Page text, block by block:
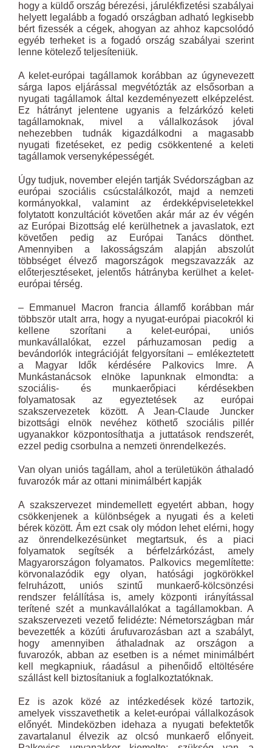
hogy a küldő ország bérezési, járulékfizetési szabályai
helyett legalább a fogadó országban adható legkisebb
bért fizessék a cégek, ahogyan az ahhoz kapcsolódó
egyéb terheket is a fogadó ország szabályai szerint
lenne kötelező teljesíteniük.
A kelet-európai tagállamok korábban az úgynevezett
sárga lapos eljárással megvétózták az elsősorban a
nyugati tagállamok által kezdeményezett elképzelést.
Ez hátrányt jelentene ugyanis a felzárkózó keleti
tagállamoknak, mivel a vállalkozások jóval
nehezebben tudnák kigazdálkodni a magasabb
nyugati fizetéseket, ez pedig csökkentené a keleti
tagállamok versenyképességét.
Úgy tudjuk, november elején tartják Svédországban az
európai szociális csúcstalálkozót, majd a nemzeti
kormányokkal, valamint az érdekképviseletekkel
folytatott konzultációt követően akár már az év végén
az Európai Bizottság elé kerülhetnek a javaslatok, ezt
követően pedig az Európai Tanács dönthet.
Amennyiben a lakosságszám alapján abszolút
többséget élvező magországok megszavazzák az
előterjesztéseket, jelentős hátrányba kerülhet a kelet-
európai térség.
– Emmanuel Macron francia államfő korábban már
többször utalt arra, hogy a nyugat-európai piacokról ki
kellene szorítani a kelet-európai, uniós
munkavállalókat, ezzel párhuzamosan pedig a
bevándorlók integrációját felgyorsítani – emlékeztetett
a Magyar Idők kérdésére Palkovics Imre. A
Munkástanácsok elnöke lapunknak elmondta: a
szociális- és munkaerőpiaci kérdésekben
folyamatosak az egyeztetések az európai
szakszervezetek között. A Jean-Claude Juncker
bizottsági elnök nevéhez köthető szociális pillér
ugyanakkor központosíthatja a juttatások rendszerét,
ezzel pedig csorbulna a nemzeti önrendelkezés.
Van olyan uniós tagállam, ahol a területükön áthaladó
fuvarozók már az ottani minimálbért kapják
A szakszervezet mindemellett egyetért abban, hogy
csökkenjenek a különbségek a nyugati és a keleti
bérek között. Ám ezt csak oly módon lehet elérni, hogy
az önrendelkezésünket megtartsuk, és a piaci
folyamatok segítsék a bérfelzárkózást, amely
Magyarországon folyamatos. Palkovics megemlítette:
körvonalazódik egy olyan, hatósági jogkörökkel
felruházott, uniós szintű munkaerő-kölcsönzési
rendszer felállítása is, amely központi irányítással
terítené szét a munkavállalókat a tagállamokban. A
szakszervezeti vezető felidézte: Németországban már
bevezették a közúti árufuvarozásban azt a szabályt,
hogy amennyiben áthaladnak az országon a
fuvarozók, abban az esetben is a német minimálbért
kell megkapniuk, ráadásul a pihenőidő eltöltésére
szállást kell biztosítaniuk a foglalkoztatóknak.
Ez is azok közé az intézkedések közé tartozik,
amelyek visszavethetik a kelet-európai vállalkozások
előnyét. Mindeközben idehaza a nyugati befektetők
zavartalanul élvezik az olcsó munkaerő előnyeit.